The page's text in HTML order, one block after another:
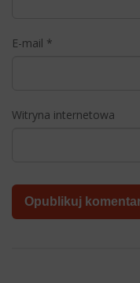
E-mail *
Witryna internetowa